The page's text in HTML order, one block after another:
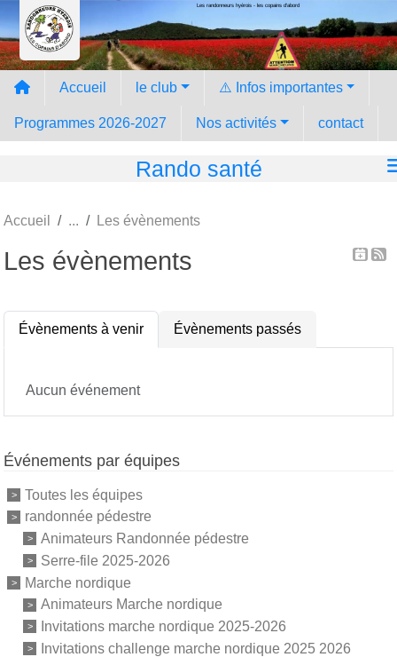
Les randonneurs hyèrois - les copains d'abord
Accueil le club ⚠️ Infos importantes
Programmes 2026-2027 Nos activités contact
Rando santé
Accueil Les évènements
Les évènements
Évènements à venir Évènements passés
Aucun événement
Événements par équipes
Toutes les équipes
randonnée pédestre
Animateurs Randonnée pédestre
Serre-file 2025-2026
Marche nordique
Animateurs Marche nordique
Invitations marche nordique 2025-2026
Invitations challenge marche nordique 2025 2026
Panneau de gestion des cookies